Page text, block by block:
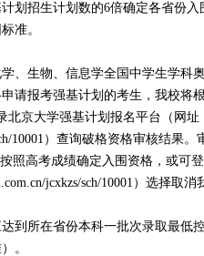
划招生计划数的6倍确定各省份
准。
生物、信息学全国中学生学科
请报考强基计划的考生，我校将
北京大学强基计划报名平台（网址
10001）查询破格资格审核结果
照高考成绩确定入围资格，或可
jcxkzs/sch/10001）选择取
所在省份本科一批次录取最低
。